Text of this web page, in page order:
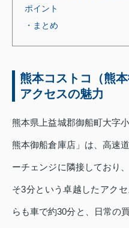
ポイント
・まとめ
熊本コストコ（熊
アクセスの魅力
熊本県上益城郡御船町大字
熊本御船倉庫店」は、高速
ーチェンジに隣接しており
そ3分という卓越したアク
らも車で約30分と、日常の